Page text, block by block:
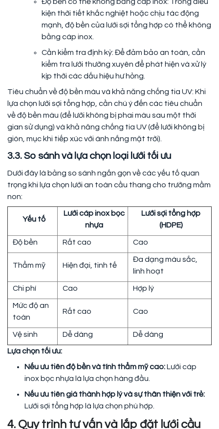
kiện thời tiết khắc nghiệt hoặc chịu tác động
mạnh, độ bền của lưới sợi tổng hợp có thể không
bằng cáp inox.
Cần kiểm tra định kỳ: Để đảm bảo an toàn, cần
kiểm tra lưới thường xuyên để phát hiện và xử lý
kịp thời các dấu hiệu hư hỏng.
Tiêu chuẩn về độ bền màu và khả năng chống tia UV: Khi
lựa chọn lưới sợi tổng hợp, cần chú ý đến các tiêu chuẩn
về độ bền màu (để lưới không bị phai màu sau một thời
gian sử dụng) và khả năng chống tia UV (để lưới không bị
giòn, mục khi tiếp xúc với ánh nắng mặt trời).
3.3. So sánh và lựa chọn loại lưới tối ưu
Dưới đây là bảng so sánh ngắn gọn về các yếu tố quan
trọng khi lựa chọn lưới an toàn cầu thang cho trường mầm
non:
Yếu tố
Lưới cáp inox bọc
nhựa
Lưới sợi tổng hợp
(HDPE)
Độ bền Rất cao Cao
Thẩm mỹ Hiện đại, tinh tế
Đa dạng màu sắc,
linh hoạt
Chi phí Cao Hợp lý
Mức độ an
toàn
Rất cao Cao
Vệ sinh Dễ dàng Dễ dàng
Lựa chọn tối ưu:
Nếu ưu tiên độ bền và tính thẩm mỹ cao:Lưới cáp
inox bọc nhựa là lựa chọn hàng đầu.
Nếu ưu tiên giá thành hợp lý và sự thân thiện với trẻ:
Lưới sợi tổng hợp là lựa chọn phù hợp.
4. Quy trình tư vấn và lắp đặt lưới cầu